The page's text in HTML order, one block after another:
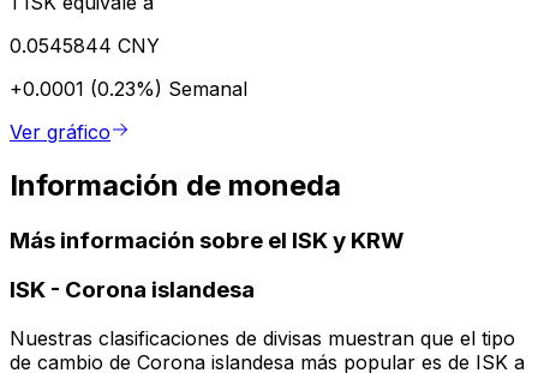
0.0545844 CNY
+0.0001 (0.23%) Semanal
Ver gráfico
Información de moneda
Más información sobre el ISK y KRW
ISK - Corona islandesa
Nuestras clasificaciones de divisas muestran que el tipo
de cambio de Corona islandesa más popular es de ISK a